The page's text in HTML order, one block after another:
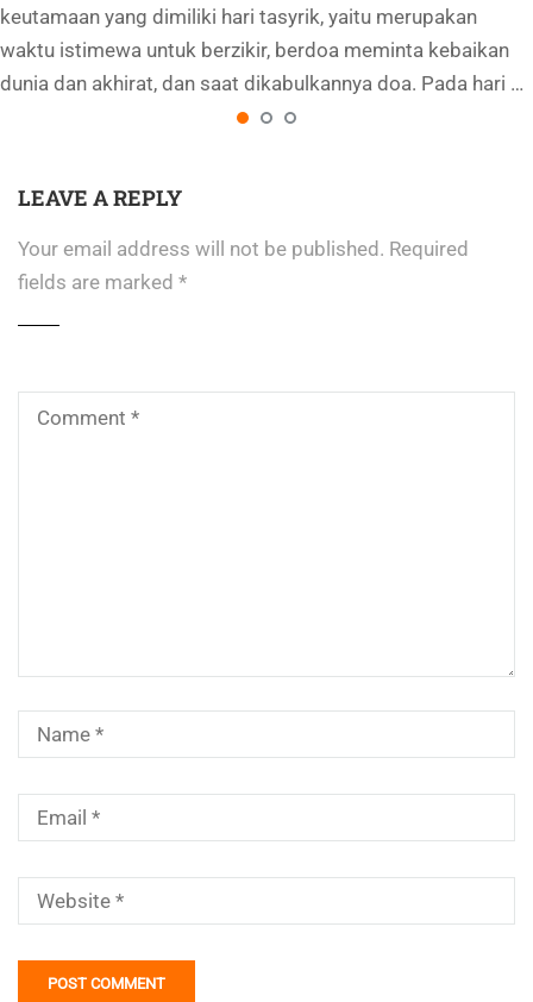
keutamaan yang dimiliki hari tasyrik, yaitu merupakan
waktu istimewa untuk berzikir, berdoa meminta kebaikan
dunia dan akhirat, dan saat dikabulkannya doa. Pada hari …
LEAVE A REPLY
Your email address will not be published. Required
fields are marked *